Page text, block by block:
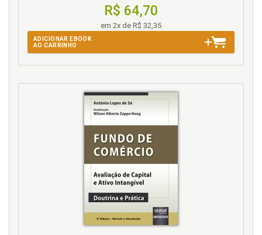
R$ 64,70
em 2x de R$ 32,35
ADICIONAR EBOOK
AO CARRINHO